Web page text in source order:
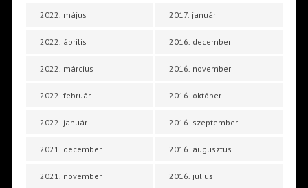
2022. május
2022. április
2022. március
2022. február
2022. január
2021. december
2021. november
2017. január
2016. december
2016. november
2016. október
2016. szeptember
2016. augusztus
2016. július